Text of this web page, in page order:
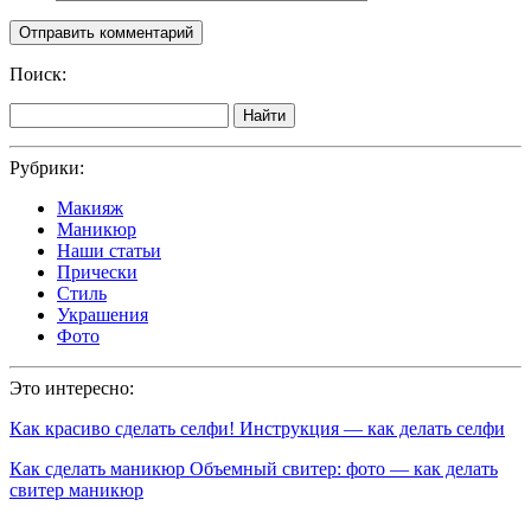
Поиск:
Найти
Рубрики:
Макияж
Маникюр
Наши статьи
Прически
Стиль
Украшения
Фото
Это интересно:
Как красиво сделать селфи! Инструкция — как делать селфи
Как сделать маникюр Объемный свитер: фото — как делать
свитер маникюр